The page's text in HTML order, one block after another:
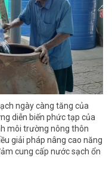
ngày càng tăng của
diễn biến phức tạp của
môi trường nông thôn
giải pháp nâng cao năng
cung cấp nước sạch ổn